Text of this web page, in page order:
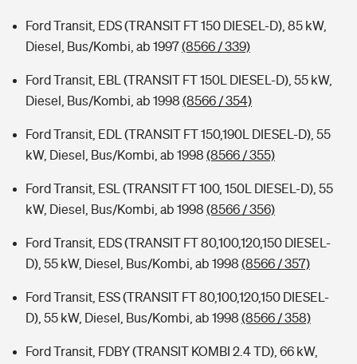
Ford Transit, EDS (TRANSIT FT 150 DIESEL-D), 85 kW,
Diesel, Bus/Kombi, ab 1997(8566 / 339)
Ford Transit, EBL (TRANSIT FT 150L DIESEL-D), 55 kW,
Diesel, Bus/Kombi, ab 1998 (8566 / 354)
Ford Transit, EDL (TRANSIT FT 150,190L DIESEL-D), 55
kW, Diesel, Bus/Kombi, ab 1998 (8566 / 355)
Ford Transit, ESL (TRANSIT FT 100, 150L DIESEL-D), 55
kW, Diesel, Bus/Kombi, ab 1998 (8566 / 356)
Ford Transit, EDS (TRANSIT FT 80,100,120,150 DIESEL-
D), 55 kW, Diesel, Bus/Kombi, ab 1998 (8566 / 357)
Ford Transit, ESS (TRANSIT FT 80,100,120,150 DIESEL-
D), 55 kW, Diesel, Bus/Kombi, ab 1998 (8566 / 358)
Ford Transit, FDBY (TRANSIT KOMBI 2.4 TD), 66 kW,